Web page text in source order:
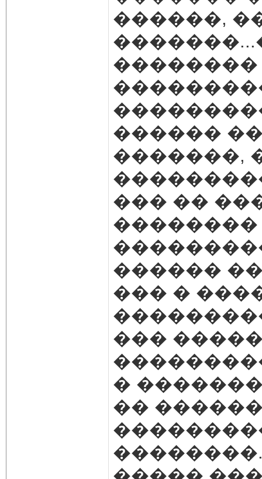
������,
��������
������
�������,
��� ��
������
��� �
���
�
��